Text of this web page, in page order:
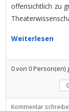
offensichtlich zu
Weiterlesen
0von 0Person(en)
Kommentar